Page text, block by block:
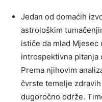
Jedan od domaćih
astrološkim
ističe da mlad
introspektivna pitanja
Prema njihovim
čvrste temelje
dugoročno održe.